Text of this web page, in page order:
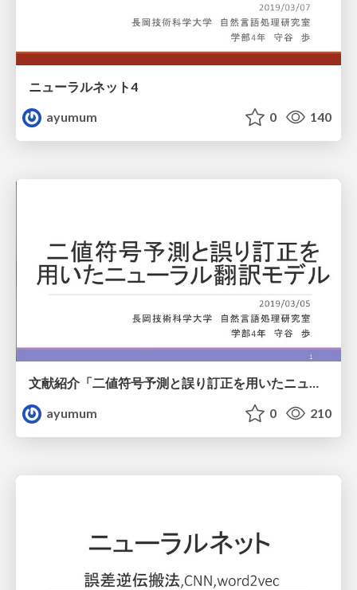
ニューラルネット4
ayumum
0 140
文献紹介「二値符号予測と誤り訂正を用いたニューラル翻訳モデル」
ayumum
0 210